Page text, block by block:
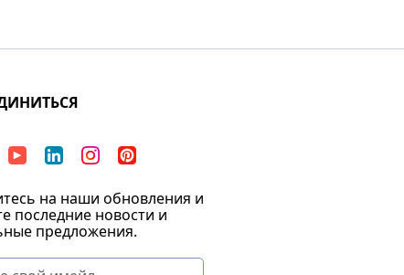
на наши обновления и
последние новости и
предложения.